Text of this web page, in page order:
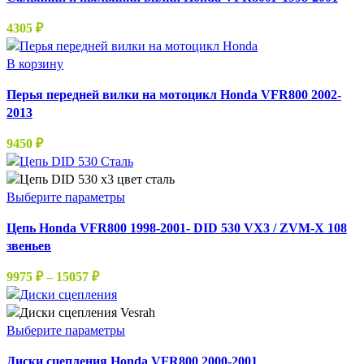
4305 ₽
В корзину
Перья передней вилки на мотоцикл Honda VFR800 2002-
2013
9450 ₽
Выберите параметрыЭтот
имеет
выбрать
на
странице
Цепь Honda VFR800 1998-2001- DID 530 VX3 / ZVM-X 108
звеньев
9975 ₽ – 15057 ₽Диапазон
цен:
9975 ₽
–
Выберите параметрыЭтот
Диски сцепления Honda VFR800 2000-2001